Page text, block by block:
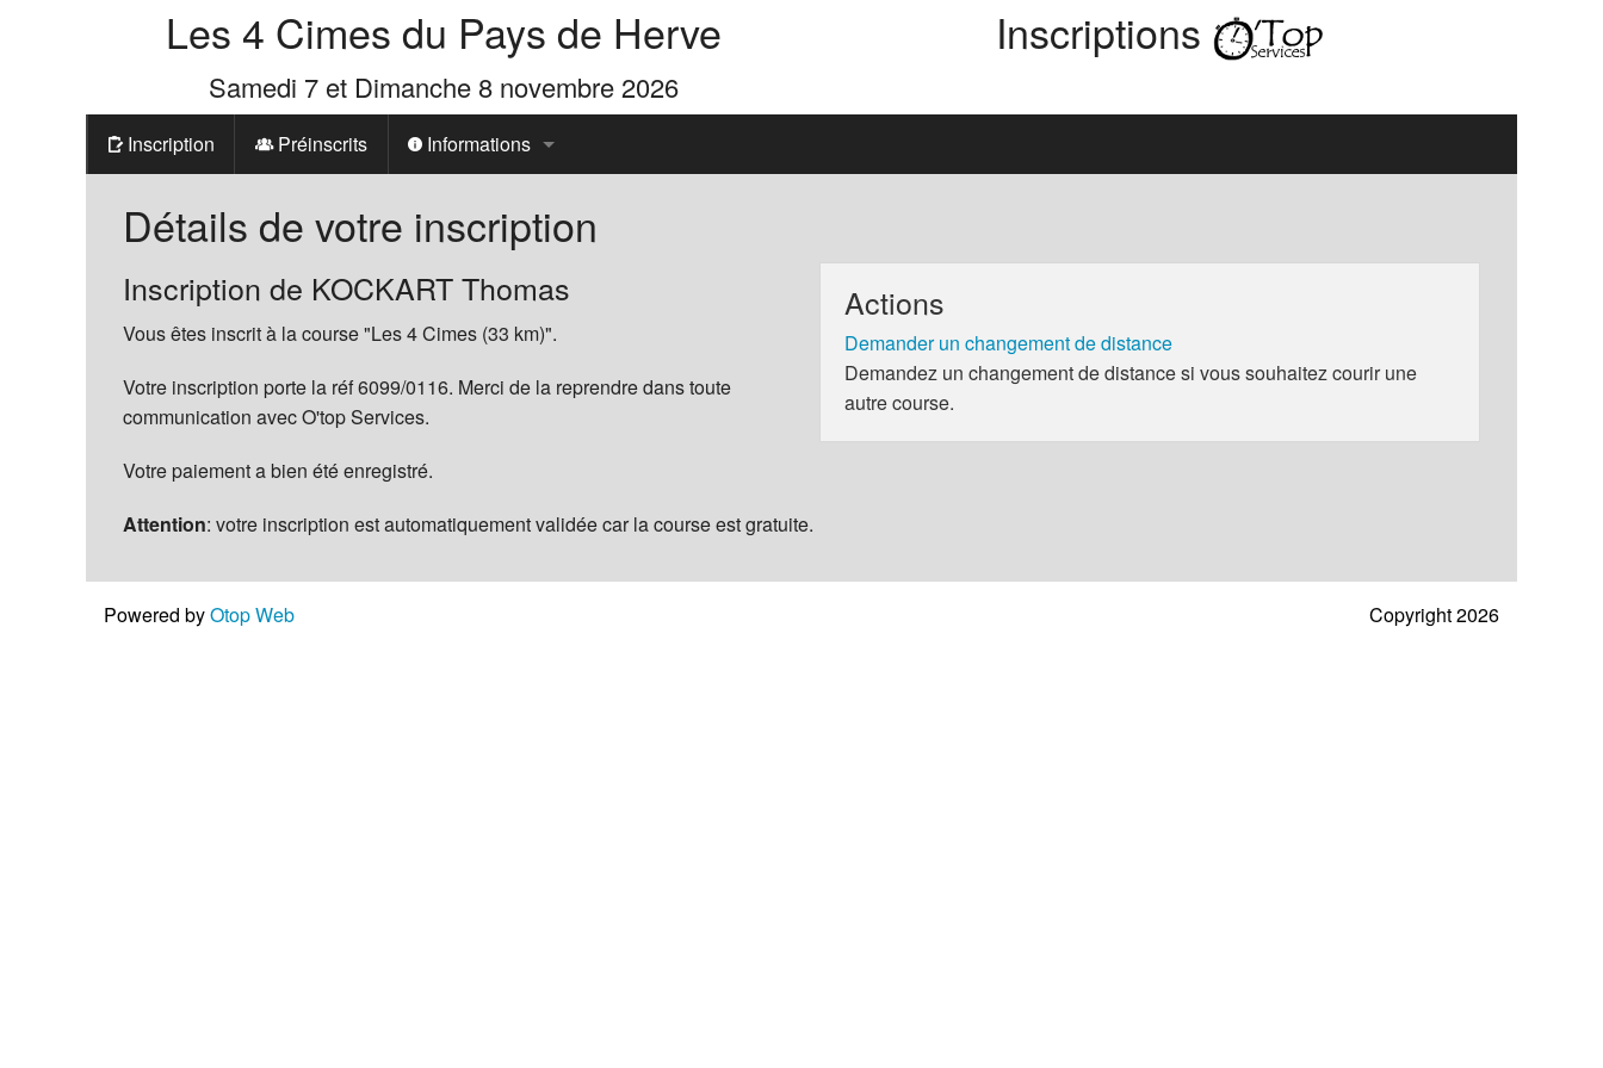
Les 4 Cimes du Pays de Herve
Samedi 7 et Dimanche 8 novembre 2026
Inscriptions
Inscription Préinscrits Informations
La Boutique des 4 Cimes
Détails de votre inscription
Inscription de KOCKART Thomas
Vous êtes inscrit à la course "Les 4 Cimes (33 km)".
Votre inscription porte la réf 6099/0116. Merci de la reprendre dans toute
communication avec O'top Services.
Votre paiement a bien été enregistré.
Actions
Demander un changement de distance
Demandez un changement de distance si vous souhaitez courir une
autre course.
Attention: votre inscription est automatiquement validée car la course est gratuite.
Powered byOtop Web Copyright 2026